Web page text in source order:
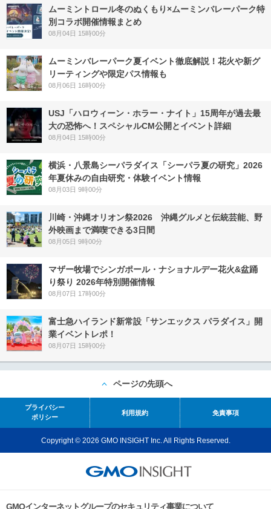
ムーミントロール冬のぬくもり×ムーミンバレーパーク特
別コラボ開催情報まとめ
08月04日 15時00分
ムーミンバレーパーク夏イベント徹底解説！花火や新グ
リーティングや限定パス情報も
08月06日 16時00分
USJ「ハロウィーン・ホラー・ナイト」15周年が過去最
大の恐怖へ！スペシャルCM公開とイベント詳細
08月04日 15時00分
横浜・八景島シーパラダイス「シーパラ夏の研究」2026
年夏休みの自由研究・体験イベント情報
08月03日 9時00分
川崎・沖縄オリオン祭2026 沖縄グルメと伝統芸能、野
外映画まで満喫できる3日間
08月05日 9時00分
マザー牧場でシンガポール・ナショナルデー花火&盆踊
り祭り 2026年特別開催情報
08月07日 17時00分
富士急ハイランド新常設「サンエックス パラダイス」開
業イベントレポ！
08月07日 15時00分
ページの先頭へ
プライバシー
ポリシー
利用規約 免責事項
Copyright © 2026 GMO INSIGHT Inc. All Rights Reserved.
GMOインターネットグループのセキュリティ事業について